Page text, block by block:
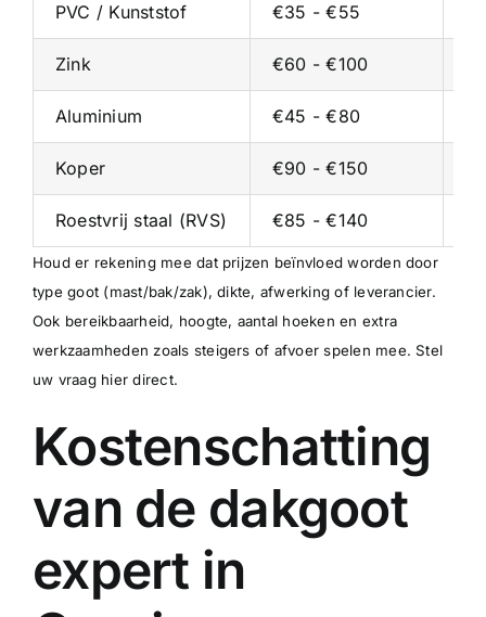
PVC / Kunststof €35 - €55
Zink €60 - €100
Aluminium €45 - €80
Koper €90 - €150
Roestvrij staal (RVS) €85 - €140
Houd er rekening mee dat prijzen beïnvloed worden door
type goot (mast/bak/zak), dikte, afwerking of leverancier.
Ook bereikbaarheid, hoogte, aantal hoeken en extra
werkzaamheden zoals steigers of afvoer spelen mee.Stel
uw vraag hier direct.
Kostenschatting
van de dakgoot
expert in